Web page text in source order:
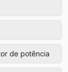
de potência